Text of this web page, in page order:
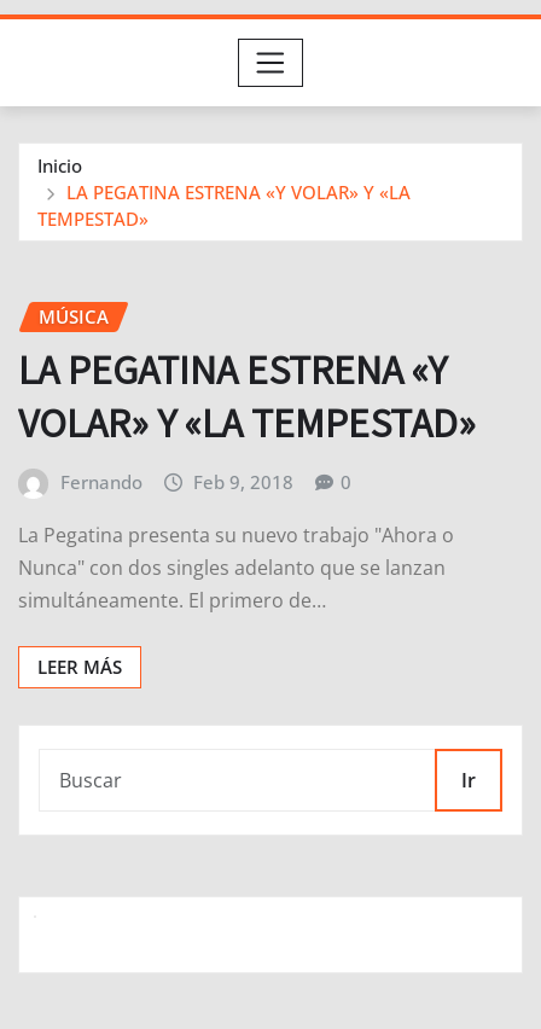
Inicio
LA PEGATINA ESTRENA «Y VOLAR» Y «LA
TEMPESTAD»
MÚSICA
LA PEGATINA ESTRENA «Y
VOLAR» Y «LA TEMPESTAD»
Fernando Feb 9, 2018 0
La Pegatina presenta su nuevo trabajo "Ahora o
Nunca" con dos singles adelanto que se lanzan
simultáneamente. El primero de…
LEER MÁS
Ir